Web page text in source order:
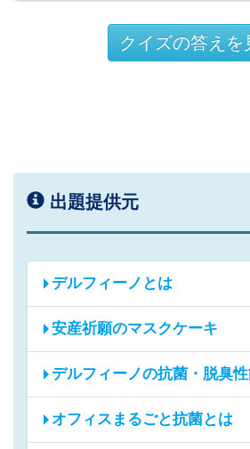
クイズの答えを
出題提供元
デルフィーノとは
安産祈願のマスクケーキ
デルフィーノの抗菌・脱臭
オフィスまるごと抗菌とは